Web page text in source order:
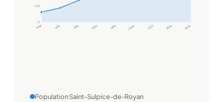
0
1,3 k
1968 1975 1982 1990 1999 2006 2011 2016 2022
Population Saint-Sulpice-de-Royan